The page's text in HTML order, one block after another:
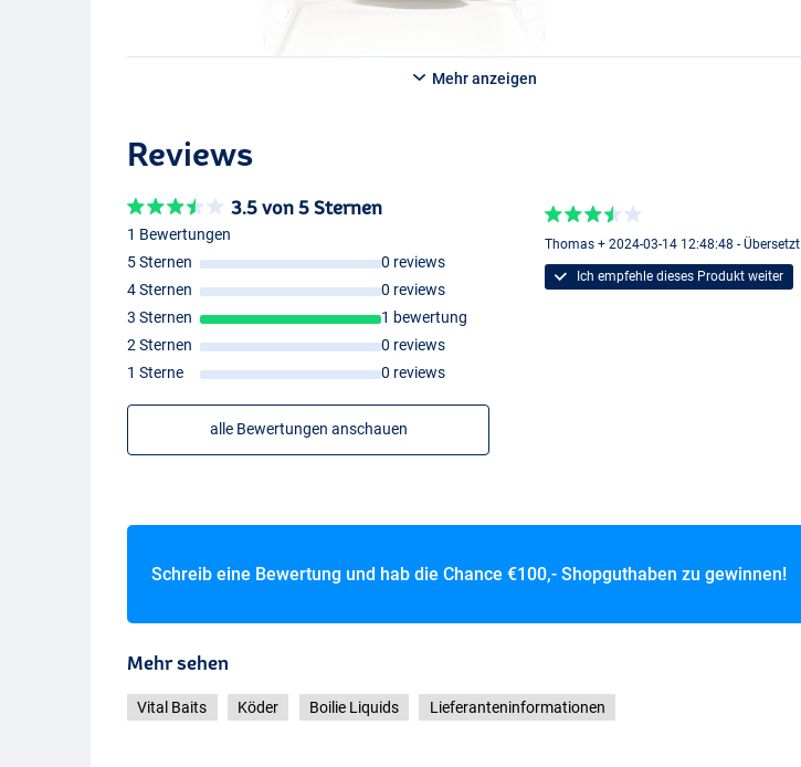
The Mojo
Mehr anzeigen
Reviews
3.5 von 5 Sternen
1 Bewertungen
5 Sternen
0 reviews
4 Sternen
0 reviews
3 Sternen
1 bewertung
2 Sternen
0 reviews
1 Sterne
0 reviews
alle Bewertungen anschauen
Thomas + 2024-03-14 12:48:48 - Übersetzt
Ich empfehle dieses Produkt weiter
Schreib eine Bewertung und hab die Chance €100,- Shopguthaben zu gewinnen!
Mehr sehen
Vital Baits Köder Boilie Liquids Lieferanteninformationen